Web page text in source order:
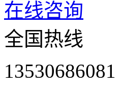
在线咨询
全国热线
13530686081